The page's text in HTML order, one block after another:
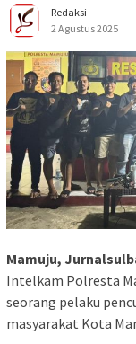
Redaksi
2 Agustus 2025
Mamuju,
Intelkam Polresta
seorang pelaku
masyarakat Kota